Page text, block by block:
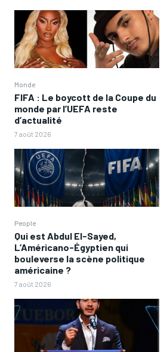
Monde
FIFA : Le boycott de la Coupe du
monde par l’UEFA reste
d’actualité
7 août 2026
People
Qui est Abdul El-Sayed,
L’Américano-Égyptien qui
bouleverse la scène politique
américaine ?
7 août 2026